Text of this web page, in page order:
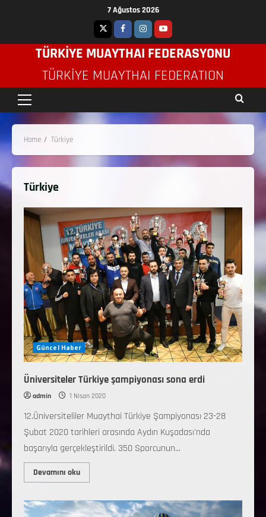
7 Ağustos 2026
TÜRKİYE MUAYTHAI FEDERASYONU
TÜRKIYE MUAYTHAI FEDERATION
Home Türkiye
Türkiye
Güncel Haber
Üniversiteler Türkiye şampiyonası sona erdi
admin 1 Nisan 2020
12.Üniversiteliler Muaythai Türkiye Şampiyonası 23-28
Şubat 2020 tarihleri arasında Aydın Kuşadası'nda
başarıyla gerçekleştirildi. 350 Sporcunun...
Devamını oku